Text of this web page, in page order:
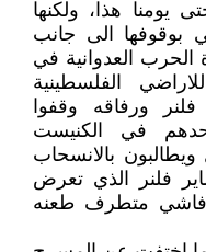
يومنا هذا، ولكنها
بوقوفها الى جانب
الحرب العدوانية في
للاراضي الفلسطينية
ورفاقه وقفوا
في الكنيست
ويطالبون بالانسحاب
فلنر الذي تعرض
فاشي متطرف طعنه